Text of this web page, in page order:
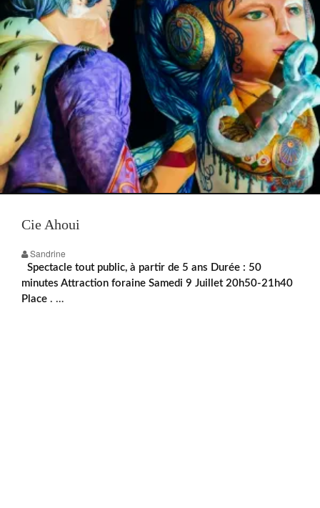
Cie Ahoui
Sandrine
Spectacle tout public, à partir de 5 ans Durée : 50
minutes Attraction foraine Samedi 9 Juillet 20h50-21h40
Place . …